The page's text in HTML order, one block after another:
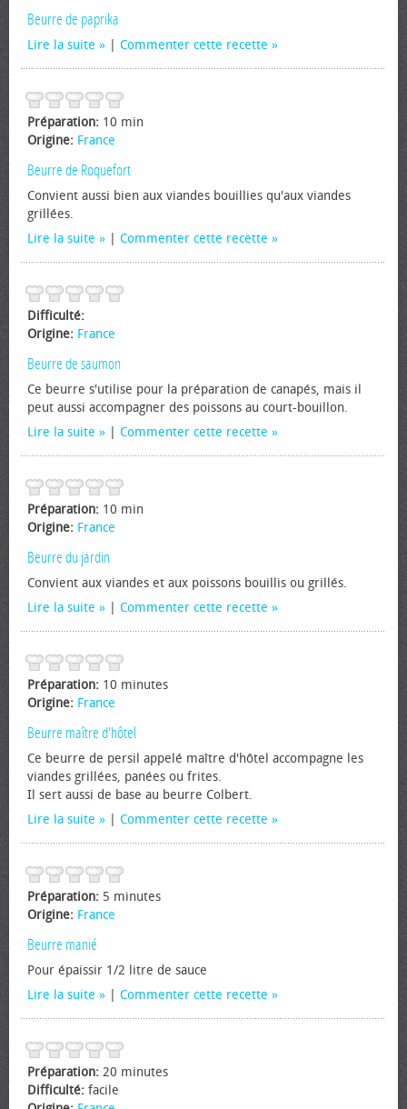
Beurre de paprika
Lire la suite Commenter cette recette
Préparation: 10 min
Origine: France
Beurre de Roquefort
Convient aussi bien aux viandes bouillies qu'aux viandes
grillées.
Lire la suite
Commenter cette recette
Difficulté:
Origine: France
Beurre de saumon
Ce beurre s'utilise pour la préparation de canapés, mais il
peut aussi accompagner des poissons au court-bouillon.
Lire la suite
Commenter cette recette
Préparation: 10 min
Origine: France
Beurre du jardin
Convient aux viandes et aux poissons bouillis ou grillés.
Lire la suite
Commenter cette recette
Préparation: 10 minutes
Origine: France
Beurre maître d'hôtel
Ce beurre de persil appelé maître d'hôtel accompagne les
viandes grillées, panées ou frites.
Il sert aussi de base au beurre Colbert.
Lire la suite
Commenter cette recette
Préparation: 5 minutes
Origine: France
Beurre manié
Pour épaissir 1/2 litre de sauce
Lire la suite
Commenter cette recette
Préparation: 20 minutes
Difficulté: facile